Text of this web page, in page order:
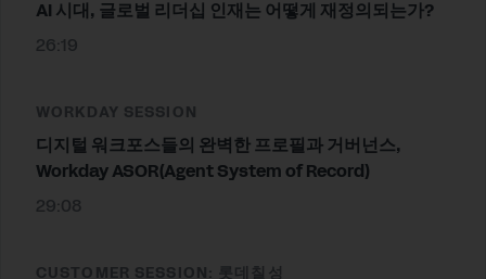
AI 시대, 글로벌 리더십 인재는 어떻게 재정의되는가?
26:19
WORKDAY SESSION
디지털 워크포스들의 완벽한 프로필과 거버넌스,
Workday ASOR(Agent System of Record)
29:08
CUSTOMER SESSION: 롯데칠성